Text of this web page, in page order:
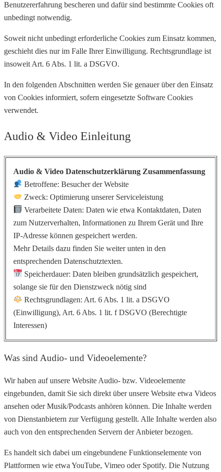
Benutzererfahrung bescheren und dafür sind bestimmte Cookies oft
unbedingt notwendig.
Soweit nicht unbedingt erforderliche Cookies zum Einsatz kommen,
geschieht dies nur im Falle Ihrer Einwilligung. Rechtsgrundlage ist
insoweit Art. 6 Abs. 1 lit. a DSGVO.
In den folgenden Abschnitten werden Sie genauer über den Einsatz
von Cookies informiert, sofern eingesetzte Software Cookies
verwendet.
Audio & Video Einleitung
Audio & Video Datenschutzerklärung Zusammenfassung
Betroffene: Besucher der Website
Zweck: Optimierung unserer Serviceleistung
Verarbeitete Daten: Daten wie etwa Kontaktdaten, Daten
zum Nutzerverhalten, Informationen zu Ihrem Gerät und Ihre
IP-Adresse können gespeichert werden.
Mehr Details dazu finden Sie weiter unten in den
entsprechenden Datenschutztexten.
Speicherdauer: Daten bleiben grundsätzlich gespeichert,
solange sie für den Dienstzweck nötig sind
Rechtsgrundlagen: Art. 6 Abs. 1 lit. a DSGVO
(Einwilligung), Art. 6 Abs. 1 lit. f DSGVO (Berechtigte
Interessen)
Was sind Audio- und Videoelemente?
Wir haben auf unsere Website Audio- bzw. Videoelemente
eingebunden, damit Sie sich direkt über unsere Website etwa Videos
ansehen oder Musik/Podcasts anhören können. Die Inhalte werden
von Dienstanbietern zur Verfügung gestellt. Alle Inhalte werden also
auch von den entsprechenden Servern der Anbieter bezogen.
Es handelt sich dabei um eingebundene Funktionselemente von
Plattformen wie etwa YouTube, Vimeo oder Spotify. Die Nutzung